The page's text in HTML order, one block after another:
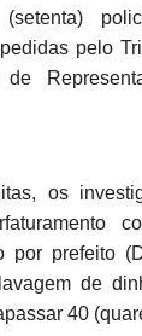
pelo
de
os
por prefeito
de
40